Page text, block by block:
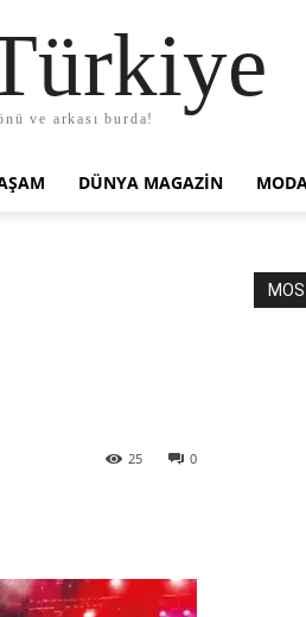
ve arkası burda!
DÜNYA MAGAZİN
0
25